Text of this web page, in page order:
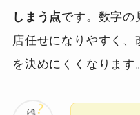
しまう点です。数字の
店任せになりやすく
を決めにくくなります